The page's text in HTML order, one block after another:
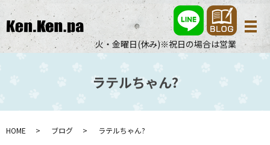
火・金曜日(休み)※祝日の場合は営業
メ
ラテルちゃん?
HOME ブログ ラテルちゃん?